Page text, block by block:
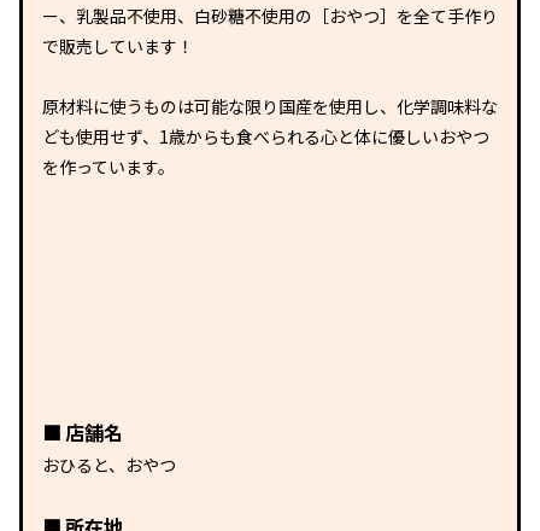
ー、乳製品不使用、白砂糖不使用の［おやつ］を全て手作り
で販売しています！
原材料に使うものは可能な限り国産を使用し、化学調味料な
ども使用せず、1歳からも食べられる心と体に優しいおやつ
を作っています。
店舗名
おひると、おやつ